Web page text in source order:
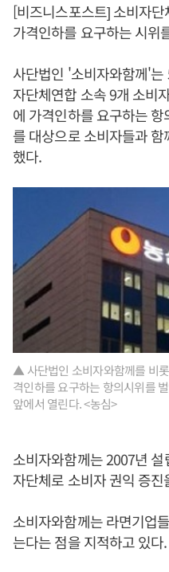
[비즈니스포스트] 소비자
가격인하를 요구하는 시위
사단법인 '소비자와함께'
자단체연합 소속 9개 소비
에 가격인하를 요구하는
를 대상으로 소비자들과
했다.
▲ 사단법인 소비자와함께를 비
격인하를 요구하는 항의시위를
앞에서 열린다. <농심>
소비자와함께는 2007년
자단체로 소비자 권익 증
소비자와함께는 라면기업
는다는 점을 지적하고 있다.